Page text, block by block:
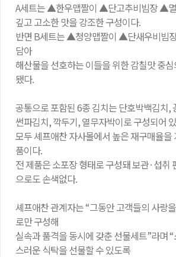
A세트는 ▲한우맵짤이 ▲단고추비빔장 ▲
깊고 고소한 맛을 강조한 구성이다.
반면 B세트는 ▲청양맵짤이 ▲단새우비빔
담아
해산물을 선호하는 이들을 위한 감칠맛 중
됐다.
공통으로 포함된 6종 김치는 단호박백김치,
썬파김치, 깍두기, 열무자박이로 구성되어
모두 셰프애찬 자사몰에서 높은 재구매율을
품이다.
전 제품은 소포장 형태로 구성돼 보관·섭취
으로도 손색없다.
셰프애찬 관계자는 “그동안 고객들의 사랑
로만 구성해
실속과 품격을 동시에 갖춘 선물세트”라며
스러운 식탁을 선물할 수 있도록